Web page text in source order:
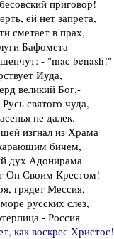
приговор!
ей нет запрета,
сметает в прах,
Бафомета
- "mac benash!"
Иуда,
великий Бог,-
святого чуда,
не далек.
изгнал из Храма
бичем,
дух Адонирама
Он Своим Крестом!
грядет Мессия,
русских слез,
- Россия
как воскрес Христос!